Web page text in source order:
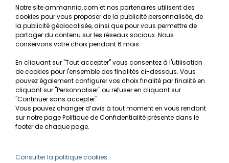
Cryptocoryne x Willisii en pot :
fiche complète
6,40€
Anubias barteri nana - Plante
6,90€
Notre site ammannia.com et nos partenaires utilisent des
cookies pour vous proposer de la publicité personnalisée, de
la publicité géolocalisée, ainsi que pour vous permettre de
partager du contenu sur les réseaux sociaux. Nous
conservons votre choix pendant 6 mois.
En cliquant sur "Tout accepter" vous consentez à l'utilisation
de cookies pour l'ensemble des finalités ci-dessous. Vous
pouvez également configurer vos choix finalité par finalité en
cliquant sur "Personnaliser" ou refuser en cliquant sur
"Continuer sans accepter".
Vous pouvez changer d’avis à tout moment en vous rendant
sur notre page Politique de Confidentialité présente dans le
footer de chaque page.
Consulter la politique cookies.